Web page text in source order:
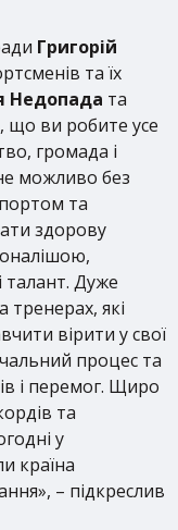
Григорій
та їх
Недопада та
що ви робите усе
громада і
можливо без
та
здорову
талант. Дуже
тренерах, які
вірити у свої
процес та
і перемог. Щиро
та
у
країна
– підкреслив